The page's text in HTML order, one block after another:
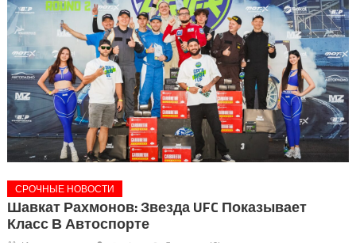
СРОЧНЫЕ НОВОСТИ
Шавкат Рахмонов: Звезда UFC Показывает
Класс В Автоспорте